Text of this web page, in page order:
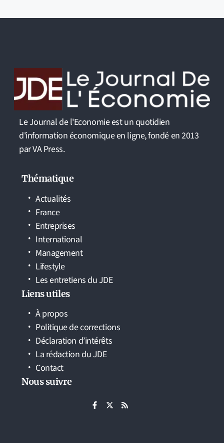
Le Journal de l'Economie est un quotidien
d'information économique en ligne, fondé en 2013
par VA Press.
Thématique
Actualités
France
Entreprises
International
Management
Lifestyle
Les entretiens du JDE
Liens utiles
À propos
Politique de corrections
Déclaration d’intérêts
La rédaction du JDE
Contact
Nous suivre